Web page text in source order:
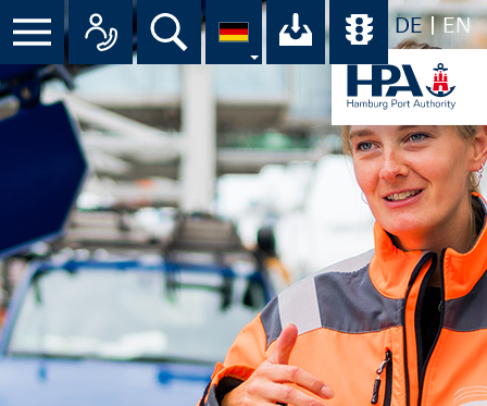
DE EN
Menü Alle Ansprechpartner im
Suche Ihr Download-